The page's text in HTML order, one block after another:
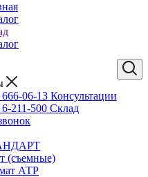
06-13 Консультации
211-500 Склад
(съемные)
АТР